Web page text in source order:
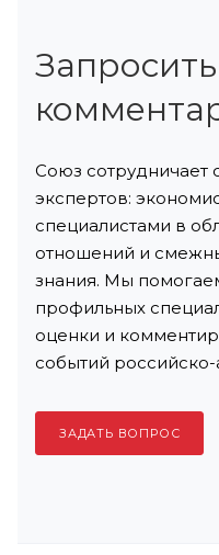
Союз сотрудничает
экспертов:
специалистами в
отношений и
знания. Мы
профильных
оценки и
событий
ЗАДАТЬ ВОПРОС